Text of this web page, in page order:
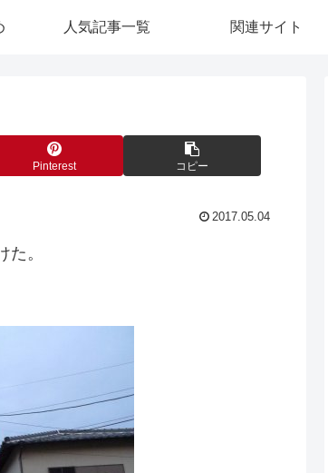
人気記事一覧 関連サイト
Pinterest コピー
2017.05.04
。